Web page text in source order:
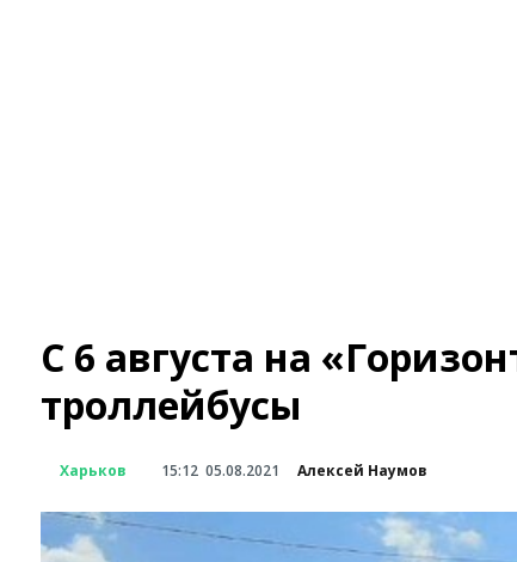
С 6 августа на
троллейбусы
Харьков 15:12 05.08.2021 Алексей Наумов